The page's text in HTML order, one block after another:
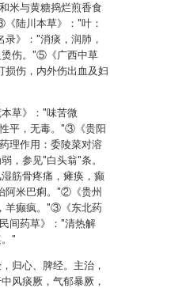
米与黄糖捣烂煎香食
陆川本草》："叶：
》："消痰，润肺，
烫伤。"⑤《广西中草
损伤，内外伤出血及妇
草》："味苦微
平，无毒。"③《贵阳
理作用：委陵菜对溶
，参见"白头翁"条。
筋骨疼痛，瘫痪，癫
阿米巴痢。"②《贵州
羊癫疯。"③《东北药
间药草》："清热解
"
归心、脾经。主治，
风痰厥，气郁暴厥，